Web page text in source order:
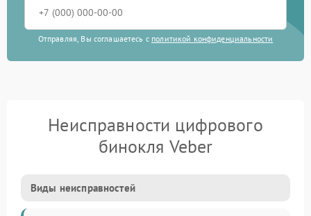
Отправляя, Вы соглашаетесь с политикой конфиденциальности
Неисправности цифрового
бинокля Veber
Виды неисправностей